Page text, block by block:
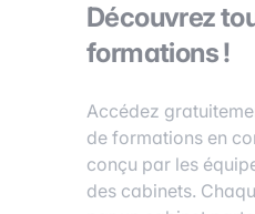
Découvrez
formations !
Accédez
de formations en
conçu par les
des cabinets.